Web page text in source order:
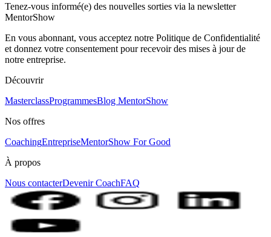
Tenez-vous informé(e) des nouvelles sorties via la newsletter
MentorShow
En vous abonnant, vous acceptez notre Politique de Confidentialité
et donnez votre consentement pour recevoir des mises à jour de
notre entreprise.
Découvrir
MasterclassProgrammesBlog MentorShow
Nos offres
CoachingEntrepriseMentorShow For Good
À propos
Nous contacterDevenir CoachFAQ